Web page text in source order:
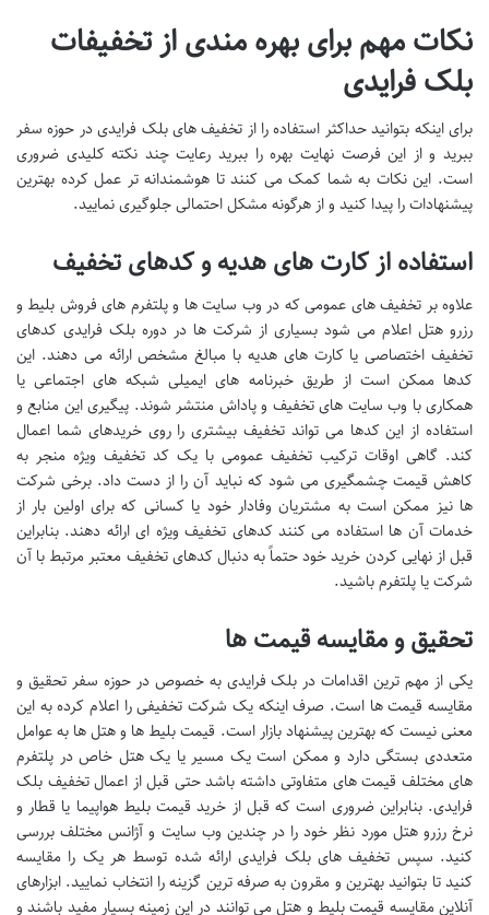
نکات مهم برای بهره مندی از تخفیفات
بلک فرایدی
برای اینکه بتوانید حداکثر استفاده را از تخفیف های بلک فرایدی در حوزه سفر
ببرید و از این فرصت نهایت بهره را ببرید رعایت چند نکته کلیدی ضروری
است. این نکات به شما کمک می کنند تا هوشمندانه تر عمل کرده بهترین
پیشنهادات را پیدا کنید و از هرگونه مشکل احتمالی جلوگیری نمایید.
استفاده از کارت های هدیه و کدهای تخفیف
علاوه بر تخفیف های عمومی که در وب سایت ها و پلتفرم های فروش بلیط و
رزرو هتل اعلام می شود بسیاری از شرکت ها در دوره بلک فرایدی کدهای
تخفیف اختصاصی یا کارت های هدیه با مبالغ مشخص ارائه می دهند. این
کدها ممکن است از طریق خبرنامه های ایمیلی شبکه های اجتماعی یا
همکاری با وب سایت های تخفیف و پاداش منتشر شوند. پیگیری این منابع و
استفاده از این کدها می تواند تخفیف بیشتری را روی خریدهای شما اعمال
کند. گاهی اوقات ترکیب تخفیف عمومی با یک کد تخفیف ویژه منجر به
کاهش قیمت چشمگیری می شود که نباید آن را از دست داد. برخی شرکت
ها نیز ممکن است به مشتریان وفادار خود یا کسانی که برای اولین بار از
خدمات آن ها استفاده می کنند کدهای تخفیف ویژه ای ارائه دهند. بنابراین
قبل از نهایی کردن خرید خود حتماً به دنبال کدهای تخفیف معتبر مرتبط با آن
شرکت یا پلتفرم باشید.
تحقیق و مقایسه قیمت ها
یکی از مهم ترین اقدامات در بلک فرایدی به خصوص در حوزه سفر تحقیق و
مقایسه قیمت ها است. صرف اینکه یک شرکت تخفیفی را اعلام کرده به این
معنی نیست که بهترین پیشنهاد بازار است. قیمت بلیط ها و هتل ها به عوامل
متعددی بستگی دارد و ممکن است یک مسیر یا یک هتل خاص در پلتفرم
های مختلف قیمت های متفاوتی داشته باشد حتی قبل از اعمال تخفیف بلک
فرایدی. بنابراین ضروری است که قبل از خرید قیمت بلیط هواپیما یا قطار و
نرخ رزرو هتل مورد نظر خود را در چندین وب سایت و آژانس مختلف بررسی
کنید. سپس تخفیف های بلک فرایدی ارائه شده توسط هر یک را مقایسه
کنید تا بتوانید بهترین و مقرون به صرفه ترین گزینه را انتخاب نمایید. ابزارهای
آنلاین مقایسه قیمت بلیط و هتل می توانند در این زمینه بسیار مفید باشند و